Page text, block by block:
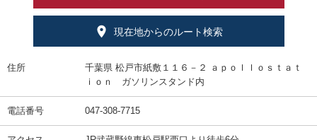
現在地からのルート検索
住所
千葉県 松戸市紙敷１１６－２ ａｐｏｌｌｏｓｔａｔ
ｉｏｎ ガソリンスタンド内
電話番号 047-308-7715